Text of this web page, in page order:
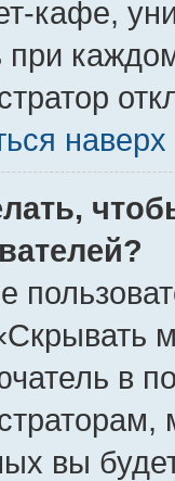
кафе,
при
наверх
в
вы